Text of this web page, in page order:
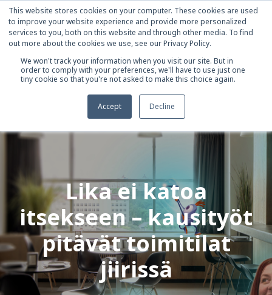
This website stores cookies on your computer. These cookies are used
to improve your website experience and provide more personalized
services to you, both on this website and through other media. To find
out more about the cookies we use, see our Privacy Policy.
We won't track your information when you visit our site. But in
order to comply with your preferences, we'll have to use just one
tiny cookie so that you're not asked to make this choice again.
Accept Decline
Lika ei katoa
itsekseen – kausityöt
pitävät toimitilat
jiirissä